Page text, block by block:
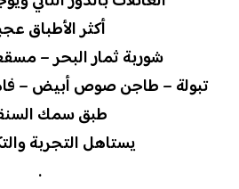
أكثر الأطباق
شوربة ثمار البحر –
تبولة – طاجن صوص أبيض –
طبق سمك
يستاهل التجربة
.